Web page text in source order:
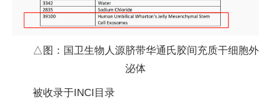
△图：国卫生物人源脐带华通氏胶间充质干细胞外
泌体
被收录于INCI目录